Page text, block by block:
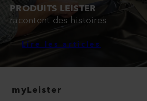
PRODUITS LEISTER
racontent des histoires
Lire les articles
myLeister